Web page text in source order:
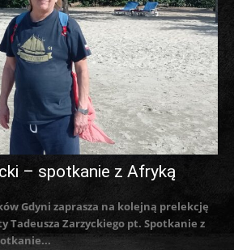
– spotkanie z Afryką
Gdyni zaprasza na kolejną prelekcję
Tadeusza Zarzyckiego pt. Spotkanie z